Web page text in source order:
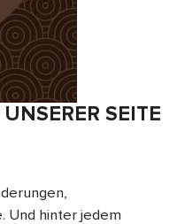
SEITE
Und hinter jedem